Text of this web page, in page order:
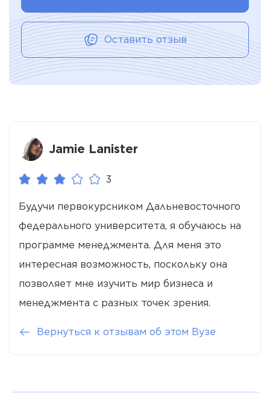
Оставить отзыв
Jamie Lanister
3
Будучи первокурсником Дальневосточного
федерального университета, я обучаюсь на
программе менеджмента. Для меня это
интересная возможность, поскольку она
позволяет мне изучить мир бизнеса и
менеджмента с разных точек зрения.
Вернуться к отзывам об этом Вузе